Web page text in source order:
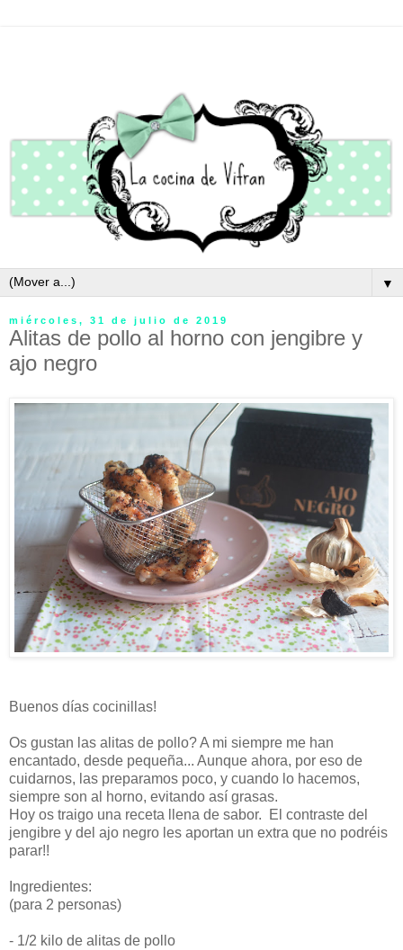
▼
miércoles, 31 de julio de 2019
Alitas de pollo al horno con jengibre y
ajo negro
Buenos días cocinillas!
Os gustan las alitas de pollo? A mi siempre me han
encantado, desde pequeña... Aunque ahora, por eso de
cuidarnos, las preparamos poco, y cuando lo hacemos,
siempre son al horno, evitando así grasas.
Hoy os traigo una receta llena de sabor. El contraste del
jengibre y del ajo negro les aportan un extra que no podréis
parar!!
Ingredientes:
(para 2 personas)
- 1/2 kilo de alitas de pollo